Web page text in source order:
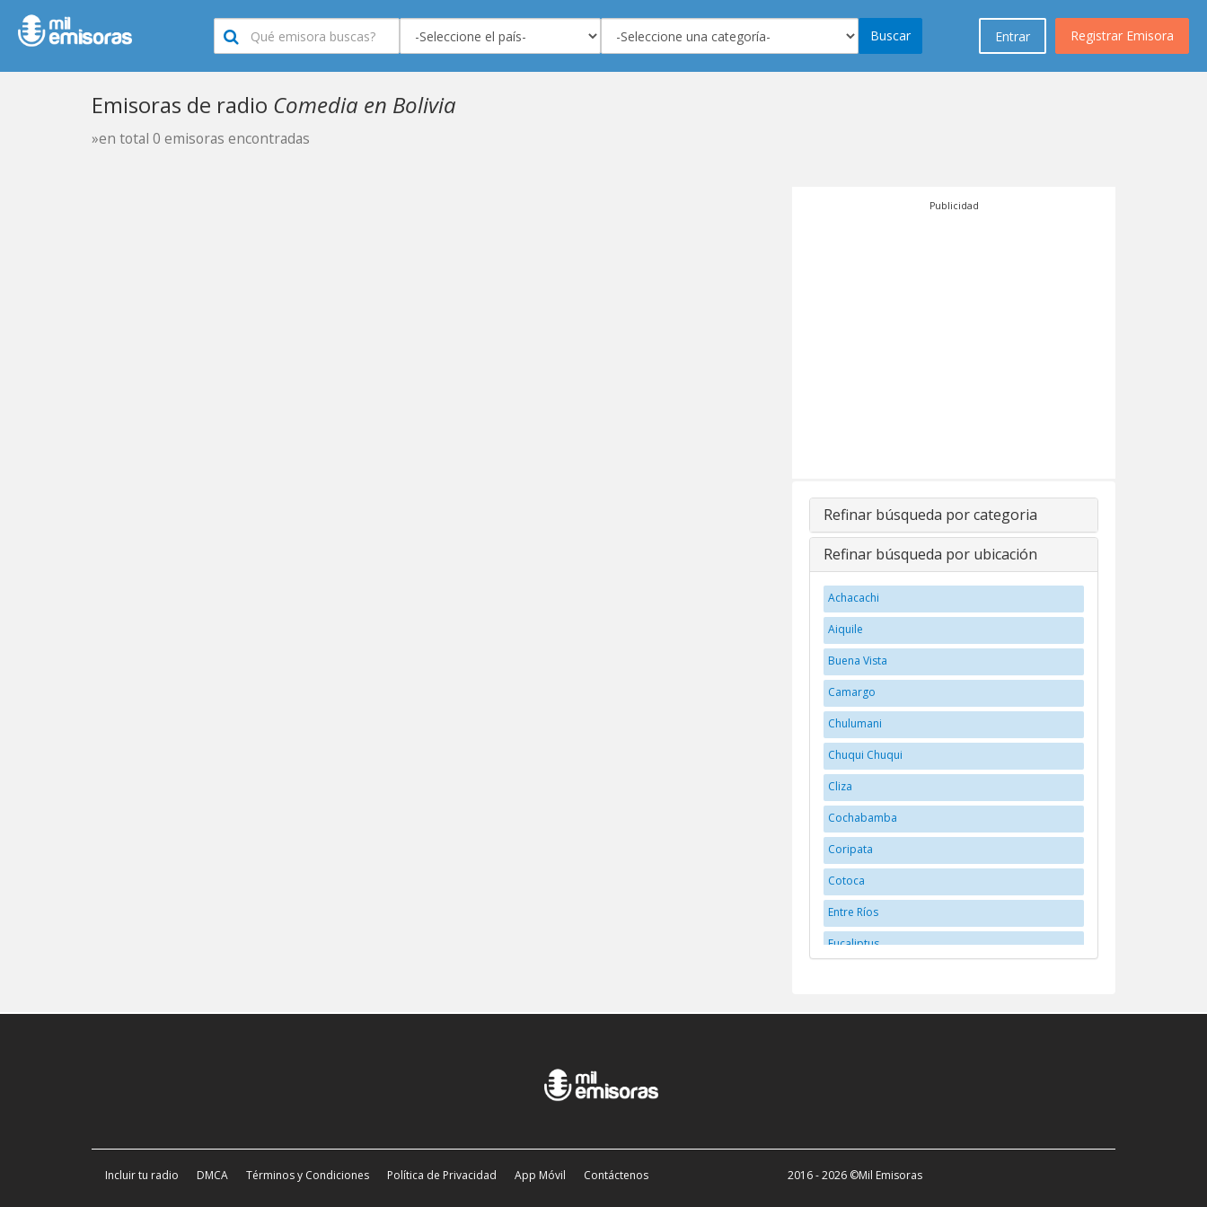
Registrar Emisora
Entrar
Buscar
Emisoras de radio Comedia en Bolivia
»en total 0 emisoras encontradas
Publicidad
Refinar búsqueda por categoria
Refinar búsqueda por ubicación
Achacachi
Aiquile
Buena Vista
Camargo
Chulumani
Chuqui Chuqui
Cliza
Cochabamba
Coripata
Cotoca
Entre Ríos
Eucaliptus
Incluir tu radio DMCA Términos y Condiciones Política de Privacidad App Móvil Contáctenos 2016 - 2026 ©Mil Emisoras